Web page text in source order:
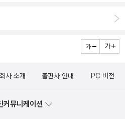
회사 소개 출판사 안내 PC 버전
커뮤니케이션